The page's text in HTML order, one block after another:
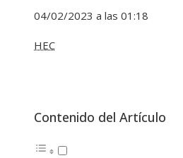
04/02/2023 a las 01:18
HEC
Contenido del Artículo